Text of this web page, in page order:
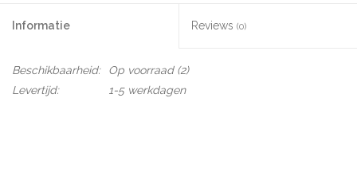
Informatie Reviews (0)
Beschikbaarheid: Op voorraad(2)
Levertijd:
1-5 werkdagen